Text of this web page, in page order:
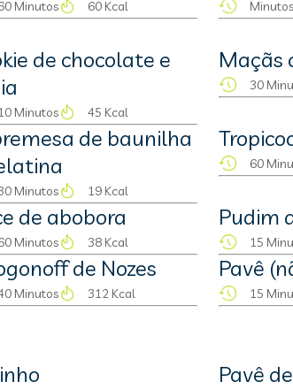
Minutos 60 Kcal Minutos
de chocolate e
Minutos 45 Kcal
Maçãs
30
de baunilha
Minutos 19 Kcal
60
de abobora
Minutos 38 Kcal
Pudim
15
de Nozes
Minutos 312 Kcal
Pavê
15
Pavê